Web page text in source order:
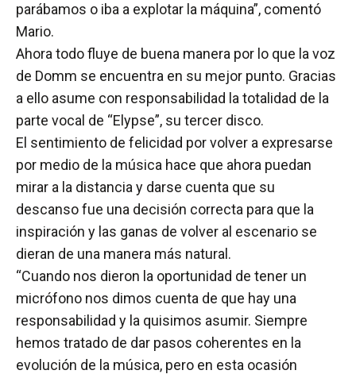
parábamos o iba a explotar la máquina”, comentó
Mario.
Ahora todo fluye de buena manera por lo que la voz
de Domm se encuentra en su mejor punto. Gracias
a ello asume con responsabilidad la totalidad de la
parte vocal de “Elypse”, su tercer disco.
El sentimiento de felicidad por volver a expresarse
por medio de la música hace que ahora puedan
mirar a la distancia y darse cuenta que su
descanso fue una decisión correcta para que la
inspiración y las ganas de volver al escenario se
dieran de una manera más natural.
“Cuando nos dieron la oportunidad de tener un
micrófono nos dimos cuenta de que hay una
responsabilidad y la quisimos asumir. Siempre
hemos tratado de dar pasos coherentes en la
evolución de la música, pero en esta ocasión